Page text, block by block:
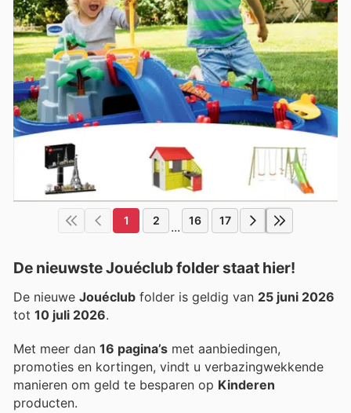
1 2 ... 16 17
De nieuwste Jouéclub folder staat hier!
De nieuwe Jouéclub folder is geldig van 25 juni 2026
tot 10 juli 2026.
Met meer dan 16 pagina’s met aanbiedingen,
promoties en kortingen, vindt u verbazingwekkende
manieren om geld te besparen op Kinderen
producten.